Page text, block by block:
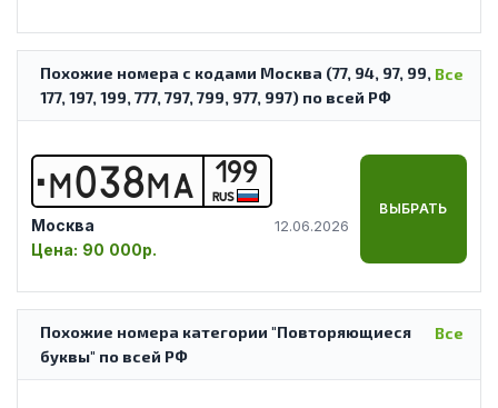
Все
Похожие номера с кодами Москва (77, 94, 97, 99,
177, 197, 199, 777, 797, 799, 977, 997) по всей РФ
М038МА 199
RUS
Москва 12.06.2026
Цена: 90 000р.
ВЫБРАТЬ
Все
Похожие номера категории "Повторяющиеся
буквы" по всей РФ